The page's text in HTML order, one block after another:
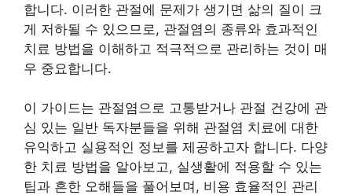
합니다. 이러한 관절에 문제가 생기면 삶의 질이 크
게 저하될 수 있으므로, 관절염의 종류와 효과적인
치료 방법을 이해하고 적극적으로 관리하는 것이 매
우 중요합니다.
이 가이드는 관절염으로 고통받거나 관절 건강에 관
심 있는 일반 독자분들을 위해 관절염 치료에 대한
유익하고 실용적인 정보를 제공하고자 합니다. 다양
한 치료 방법을 알아보고, 실생활에 적용할 수 있는
팁과 흔한 오해들을 풀어보며, 비용 효율적인 관리